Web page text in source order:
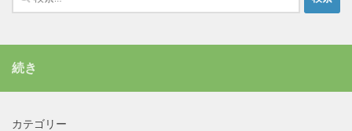
索:
続き
カテゴリー